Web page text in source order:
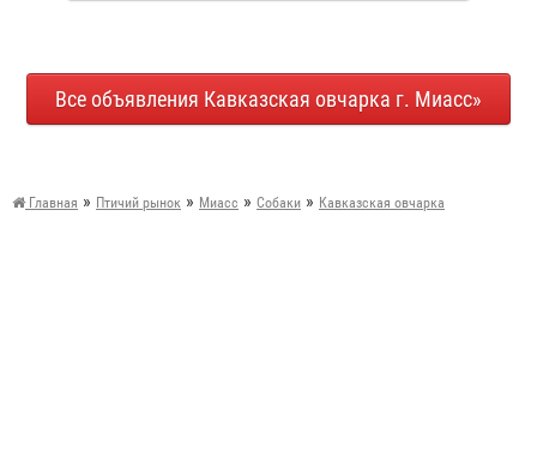
Все объявления Кавказская овчарка г. Миасс»
Главная » Птичий рынок » Миасс » Собаки » Кавказская овчарка